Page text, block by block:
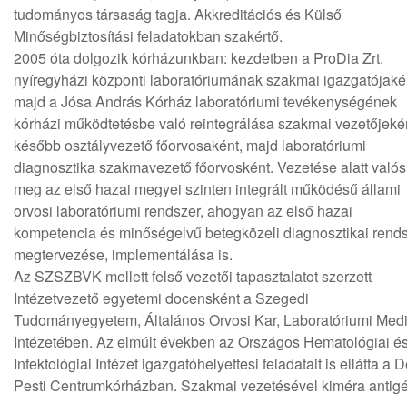
tudományos társaság tagja. Akkreditációs és Külső
Minőségbiztosítási feladatokban szakértő.
2005 óta dolgozik kórházunkban: kezdetben a ProDia Zrt.
nyíregyházi központi laboratóriumának szakmai
majd a Jósa András Kórház laboratóriumi tevékenységének
kórházi működtetésbe való reintegrálása szakmai
később osztályvezető főorvosaként, majd laboratóriumi
diagnosztika szakmavezető főorvosként. Vezetése alatt
meg az első hazai megyei szinten integrált működésű állami
orvosi laboratóriumi rendszer, ahogyan az első hazai
kompetencia és minőségelvű betegközeli diagnosztikai
megtervezése, implementálása is.
Az SZSZBVK mellett felső vezetői tapasztalatot szerzett
Intézetvezető egyetemi docensként a Szegedi
Tudományegyetem, Általános Orvosi Kar, Laboratóriumi
Intézetében. Az elmúlt években az Országos Hematológiai
Infektológiai Intézet igazgatóhelyettesi feladatait is ellátta a
Pesti Centrumkórházban. Szakmai vezetésével kiméra